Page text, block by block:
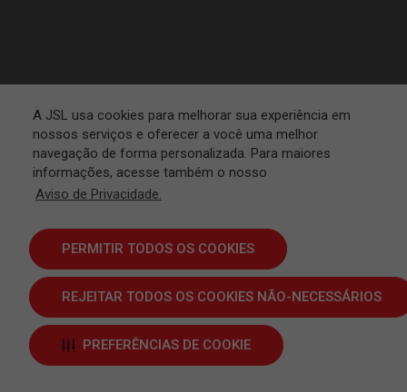
A JSL usa cookies para melhorar sua experiência em
nossos serviços e oferecer a você uma melhor
navegação de forma personalizada. Para maiores
informações, acesse também o nosso
Aviso de Privacidade.
PERMITIR TODOS OS COOKIES
REJEITAR TODOS OS COOKIES NÃO-NECESSÁRIOS
PREFERÊNCIAS DE COOKIE
JSL S.A. © 2024 | Todos os direitos reservados
Termos e Condições